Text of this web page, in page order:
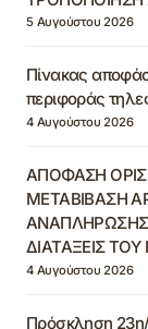
5 Αυγούστου 2026
Πίνακας
περιφοράς
4 Αυγούστου 2026
ΑΠΟΦΑΣΗ
ΜΕΤΑΒΙΒΑΣΗ
ΔΙΑΤΑΞΕΙΣ ΤΟΥ
4 Αυγούστου 2026
Πρόσκληση